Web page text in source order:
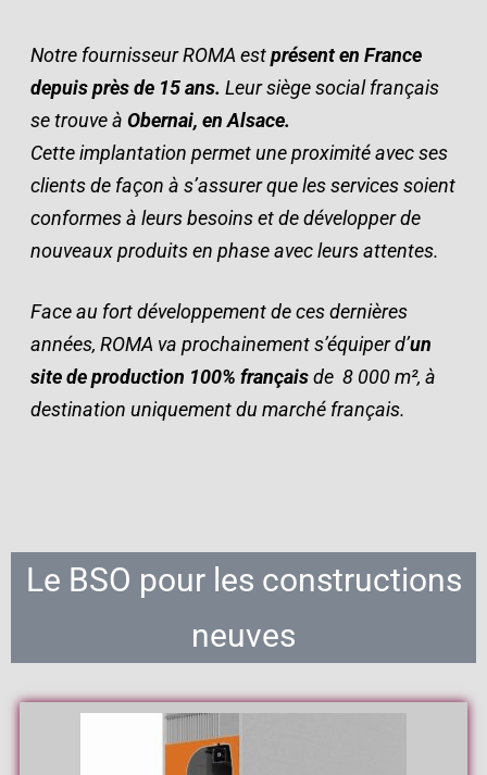
Notre fournisseur ROMA estprésent en France
depuis près de 15 ans. Leur siège social français
se trouve à Obernai, en Alsace.
Cette implantation permet une proximité avec ses
clients de façon à s’assurer que les services soient
conformes à leurs besoins et de développer de
nouveaux produits en phase avec leurs attentes.
Face au fort développement de ces dernières
années, ROMA va prochainement s’équiper d’un
site de production 100% françaisde 8 000 m², à
destination uniquement du marché français.
Le BSO pour les constructions
neuves